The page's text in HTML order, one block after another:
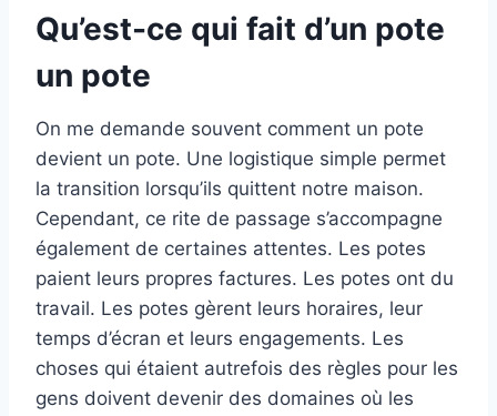
Qu’est-ce qui fait d’un pote
un pote
On me demande souvent comment un pote
devient un pote. Une logistique simple permet
la transition lorsqu’ils quittent notre maison.
Cependant, ce rite de passage s’accompagne
également de certaines attentes. Les potes
paient leurs propres factures. Les potes ont du
travail. Les potes gèrent leurs horaires, leur
temps d’écran et leurs engagements. Les
choses qui étaient autrefois des règles pour les
gens doivent devenir des domaines où les